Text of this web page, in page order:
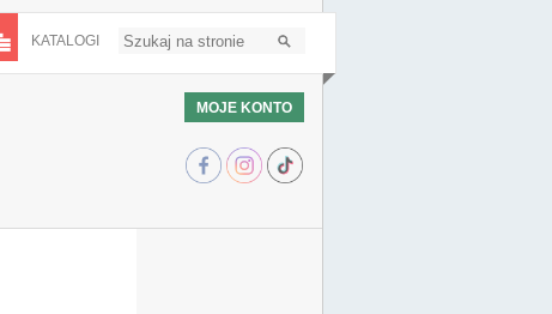
KATALOGI
MOJE KONTO